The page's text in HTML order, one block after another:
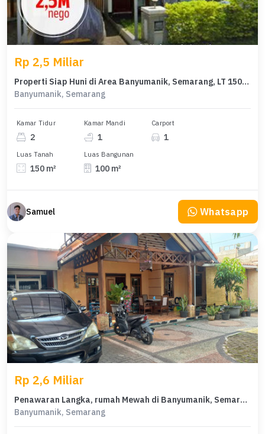
Rp 2,5 Miliar
Properti Siap Huni di Area Banyumanik, Semarang, LT 150m²
Banyumanik, Semarang
Kamar Tidur
2
Kamar Mandi
1
Carport
1
Luas Tanah
150 m²
Luas Bangunan
100 m²
Samuel Whatsapp
Rp 2,6 Miliar
Penawaran Langka, rumah Mewah di Banyumanik, Semarang, LB 270m²
Banyumanik, Semarang